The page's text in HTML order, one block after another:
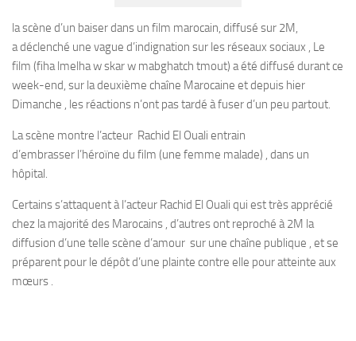
la scène d’un baiser dans un film marocain, diffusé sur 2M,
a déclenché une vague d’indignation sur les réseaux sociaux , Le
film (fiha lmelha w skar w mabghatch tmout) a été diffusé durant ce
week-end, sur la deuxième chaîne Marocaine et depuis hier
Dimanche , les réactions n’ont pas tardé à fuser d’un peu partout.
La scène montre l’acteur Rachid El Ouali entrain
d’embrasser l’héroïne du film (une femme malade) , dans un
hôpital.
Certains s’attaquent à l’acteur Rachid El Ouali qui est très apprécié
chez la majorité des Marocains , d’autres ont reproché à 2M la
diffusion d’une telle scène d’amour sur une chaîne publique , et se
préparent pour le dépôt d’une plainte contre elle pour atteinte aux
mœurs .